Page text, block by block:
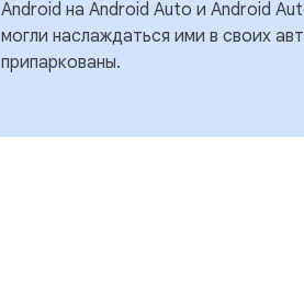
Android на Android Auto и Android
могли наслаждаться ими в своих
припаркованы.